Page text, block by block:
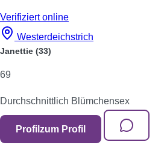
Verifiziertonline
Westerdeichstrich
Janettie (33)
69
Durchschnittlich Blümchensex
Profil zum Profil